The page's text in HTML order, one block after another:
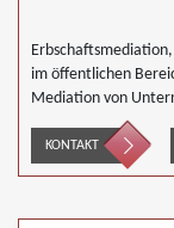
im öffentlichen
Mediation von
Schulmediation
KONTAKT